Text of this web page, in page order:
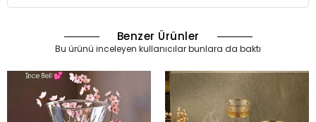
Benzer Ürünler
Bu ürünü inceleyen kullanıcılar bunlara da baktı